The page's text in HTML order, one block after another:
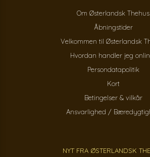
Om Østerlandsk Thehus
Åbningstider
Velkommen til Østerlandsk
Hvordan handler jeg
Persondatapolitik
Kort
Betingelser & vilkår
Ansvarlighed /
NYT FRA ØSTERLANDSK